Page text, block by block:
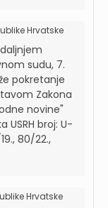
Hrvatske
sudu, 7.
pokretanje
Zakona
novine"
USRH broj: U-
80/22.,
Hrvatske